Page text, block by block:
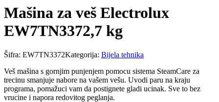
Mašina za veš Electrolux
EW7TN3372,7 kg
Šifra: EW7TN3372Kategorija: Bijela tehnika
Veš mašina s gornjim punjenjem pomocu sistema SteamCare za
trecinu smanjuje nabore na vašem vešu. Uvodi paru na kraju
programa, pomažuci vam da postignete gladi ucinak. Sve to bez
vrucine i napora redovitog peglanja.